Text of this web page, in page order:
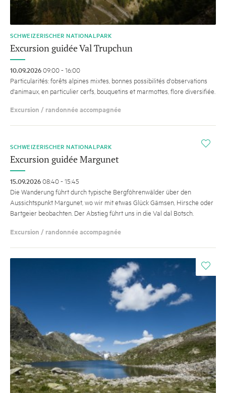
SCHWEIZERISCHER NATIONALPARK
Excursion guidée Val Trupchun
10.09.202609:00 - 16:00
Particularités: forêts alpines mixtes, bonnes possibilités d'observations
d'animaux, en particulier cerfs, bouquetins et marmottes, flore diversifiée.
Excursion / randonnée accompagnée
i
SCHWEIZERISCHER NATIONALPARK
Excursion guidée Margunet
15.09.202608:40 - 15:45
Die Wanderung führt durch ­typische Bergföhrenwälder über den
Aussichtspunkt Margunet, wo wir mit etwas Glück Gämsen, Hirsche oder
Bartgeier beobachten. Der Abstieg führt uns in die Val dal Botsch.
Excursion / randonnée accompagnée
i